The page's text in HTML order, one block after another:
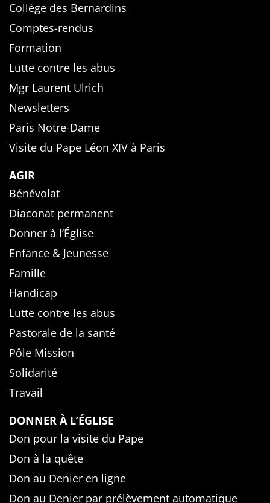
Collège des Bernardins
Comptes-rendus
Formation
Lutte contre les abus
Mgr Laurent Ulrich
Newsletters
Paris Notre-Dame
Visite du Pape Léon XIV à Paris
AGIR
Bénévolat
Diaconat permanent
Donner à l’Église
Enfance & Jeunesse
Famille
Handicap
Lutte contre les abus
Pastorale de la santé
Pôle Mission
Solidarité
Travail
DONNER À L’ÉGLISE
Don pour la visite du Pape
Don à la quête
Don au Denier en ligne
Don au Denier par prélèvement automatique